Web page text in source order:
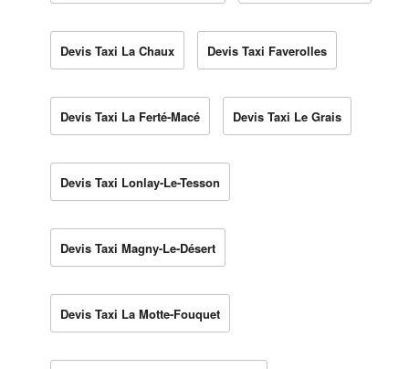
Devis Taxi La Chaux Devis Taxi Faverolles
Devis Taxi La Ferté-Macé Devis Taxi Le Grais
Devis Taxi Lonlay-Le-Tesson
Devis Taxi Magny-Le-Désert
Devis Taxi La Motte-Fouquet